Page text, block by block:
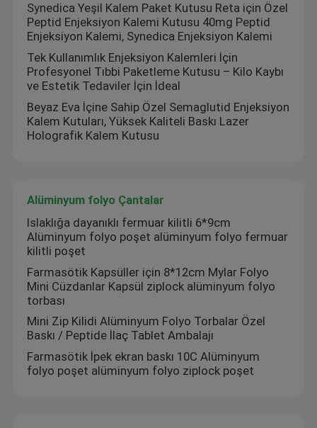
10 mL Flakon Etiketleri
10ml Flakon Kutuları
Küçük Şişe Etiketleri
küçük cam şişe
Kapağı kapalı çevirin
Plastik şişeler hap
İlaç ambalaj kutusu
Alüminyum folyo Çantalar
Synedica Yeşil Kalem Paket Kutusu Reta için Özel
Peptid Enjeksiyon Kalemi Kutusu 40mg Peptid
Enjeksiyon Kalemi, Synedica Enjeksiyon Kalemi
Tek Kullanımlık Enjeksiyon Kalemleri İçin
Profesyonel Tıbbi Paketleme Kutusu – Kilo Kaybı
ve Estetik Tedaviler İçin İdeal
Beyaz Eva İçine Sahip Özel Semaglutid Enjeksiyon
Kalem Kutuları, Yüksek Kaliteli Baskı Lazer
Holografik Kalem Kutusu
Alüminyum folyo Çantalar
Islaklığa dayanıklı fermuar kilitli 6*9cm
Alüminyum folyo poşet alüminyum folyo fermuar
kilitli poşet
Farmasötik Kapsüller için 8*12cm Mylar Folyo
Mini Cüzdanlar Kapsül ziplock alüminyum folyo
torbası
Mini Zip Kilidi Alüminyum Folyo Torbalar Özel
Baskı / Peptide İlaç Tablet Ambalajı
Farmasötik İpek ekran baskı 10C Alüminyum
folyo poşet alüminyum folyo ziplock poşet